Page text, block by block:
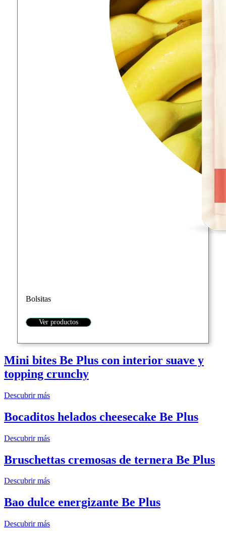
Bolsitas
Ver productos
Mini bites Be Plus con interior suave y
topping crunchy
Descubrir más
Bocaditos helados cheesecake Be Plus
Descubrir más
Bruschettas cremosas de ternera Be Plus
Descubrir más
Bao dulce energizante Be Plus
Descubrir más